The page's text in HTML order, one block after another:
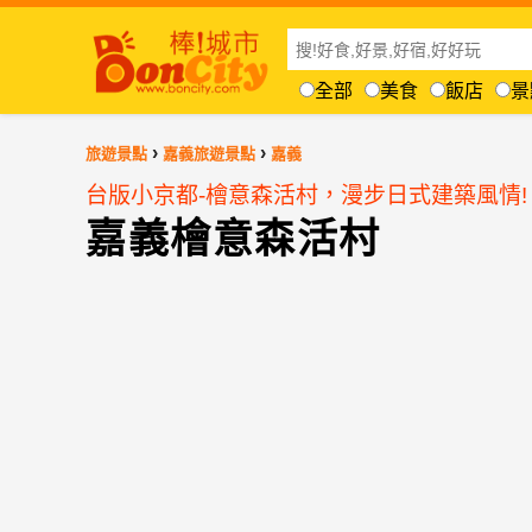
全部 美食 飯店
旅遊景點 › 嘉義旅遊景點 › 嘉義
台版小京都-檜意森活村，漫步日式建築風情!
嘉義檜意森活村